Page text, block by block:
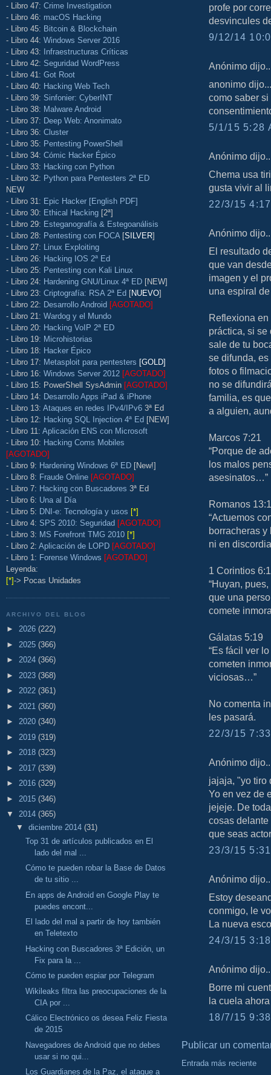
- Libro 47: Crime Investigation
- Libro 46: macOS Hacking
- Libro 45: Bitcoin & Blockchain
- Libro 44: Windows Server 2016
- Libro 43: Infraestructuras Críticas
- Libro 42: Seguridad WordPress
- Libro 41: Got Root
- Libro 40: Hacking Web Tech
- Libro 39: Sinfonier: CyberINT
- Libro 38: Malware Android
- Libro 37: Deep Web: Anonimato
- Libro 36: Cluster
- Libro 35: Pentesting PowerShell
- Libro 34: Cómic Hacker Épico
- Libro 33: Hacking con Python
- Libro 32: Python para Pentesters 2ª ED
NEW
- Libro 31: Epic Hacker [English PDF]
- Libro 30: Ethical Hacking [2ª]
- Libro 29: Esteganografía & Estegoanálisis
- Libro 28: Pentesting con FOCA [SILVER]
- Libro 27: Linux Exploiting
- Libro 26: Hacking IOS 2ª Ed
- Libro 25: Pentesting con Kali Linux
- Libro 24: Hardening GNU/Linux 4ª ED [NEW]
- Libro 23: Criptografía: RSA 2ª Ed [NUEVO]
- Libro 22: Desarrollo Android [AGOTADO]
- Libro 21: Wardog y el Mundo
- Libro 20: Hacking VoIP 2ª ED
- Libro 19: Microhistorias
- Libro 18: Hacker Épico
- Libro 17: Metasploit para pentesters [GOLD]
- Libro 16: Windows Server 2012 [AGOTADO]
- Libro 15: PowerShell SysAdmin [AGOTADO]
- Libro 14: Desarrollo Apps iPad & iPhone
- Libro 13: Ataques en redes IPv4/IPv6 3ª Ed
- Libro 12: Hacking SQL Injection 4ª Ed [NEW]
- Libro 11: Aplicación ENS con Microsoft
- Libro 10: Hacking Coms Mobiles
[AGOTADO]
- Libro 9: Hardening Windows 6ª ED [New!]
- Libro 8: Fraude Online [AGOTADO]
- Libro 7: Hacking con Buscadores 3ª Ed
- Libro 6: Una al Día
- Libro 5: DNI-e: Tecnología y usos [*]
- Libro 4: SPS 2010: Seguridad [AGOTADO]
- Libro 3: MS Forefront TMG 2010 [*]
- Libro 2: Aplicación de LOPD [AGOTADO]
- Libro 1: Forense Windows [AGOTADO]
Leyenda:
[*]-> Pocas Unidades
ARCHIVO DEL BLOG
► 2026 (222)
► 2025 (366)
► 2024 (366)
► 2023 (368)
► 2022 (361)
► 2021 (360)
► 2020 (340)
► 2019 (319)
► 2018 (323)
► 2017 (339)
► 2016 (329)
► 2015 (346)
▼ 2014 (365)
▼ diciembre 2014 (31)
Top 31 de artículos publicados en El
lado del mal ...
Cómo te pueden robar la Base de Datos
de tu sitio ...
En apps de Android en Google Play te
puedes encont...
El lado del mal a partir de hoy también
en Teletexto
Hacking con Buscadores 3ª Edición, un
Fix para la ...
Cómo te pueden espiar por Telegram
Wikileaks filtra las preocupaciones de la
CIA por ...
Cálico Electrónico os desea Feliz Fiesta
de 2015
Navegadores de Android que no debes
usar si no qui...
Los Guardianes de la Paz, el ataque a
profe por
desvincules
9/12/14
Anónimo
anonimo dijo...
como saber
5/1/15 5:28
Anónimo
Chema usa
gusta vivir al
22/3/15
Anónimo
El resultado
que van
imagen y el
una espiral
Reflexiona
práctica, si
sale de tu
se difunda,
fotos o
no se
familia, es
a alguien,
Marcos 7:21
“Porque de
los malos
asesinatos…”
Romanos
“Actuemos
borracheras
ni en
1 Corintios
“Huyan,
que una
comete
Gálatas 5:19
“Es fácil ver
cometen
viciosas…”
No comenta
les pasará.
22/3/15
Anónimo
jajaja, "yo tiro
Yo en vez de
jejeje. De
cosas delante
que seas
23/3/15
Anónimo
Estoy
conmigo, le
La nueva
24/3/15
Anónimo
Borre mi
la cuela
18/7/15
Publicar un
Entrada más reciente